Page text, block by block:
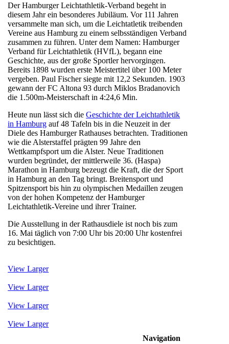
Der Hamburger Leichtathletik-Verband begeht in
diesem Jahr ein besonderes Jubiläum. Vor 111 Jahren
versammelte man sich, um die Leichtatletik treibenden
Vereine aus Hamburg zu einem selbsständigen Verband
zusammen zu führen. Unter dem Namen: Hamburger
Verband für Leichtathletik (HVfL), begann eine
Geschichte, aus der große Sportler hervorgingen.
Bereits 1898 wurden erste Meistertitel über 100 Meter
vergeben. Paul Fischer siegte mit 12,2 Sekunden. 1903
gewann der FC Altona 93 durch Miklos Bradanovich
die 1.500m-Meisterschaft in 4:24,6 Min.
Heute nun lässt sich dieGeschichte der Leichtathletik
in Hamburg auf 48 Tafeln bis in die Neuzeit in der
Diele des Hamburger Rathauses betrachten. Traditionen
wie die Alsterstaffel prägten 99 Jahre den
Wettkampfsport um die Alster. Neue Traditionen
wurden begründet, der mittlerweile 36. (Haspa)
Marathon in Hamburg bezeugt die Kraft, die der Sport
in Hamburg an den Tag bringt. Breitensport und
Spitzensport bis hin zu olympischen Medaillen zeugen
von der hohen Kompetenz der Hamburger
Leichtathletik-Vereine und ihrer Trainer.
Die Ausstellung in der Rathausdiele ist noch bis zum
16. Mai täglich von 7:00 Uhr bis 20:00 Uhr kostenfrei
zu besichtigen.
View Larger
View Larger
View Larger
View Larger
Navigation